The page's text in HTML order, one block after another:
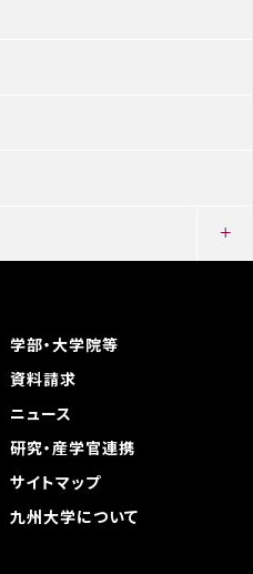
学部・大学院等
資料請求
ニュース
研究・産学官連携
サイトマップ
九州大学について